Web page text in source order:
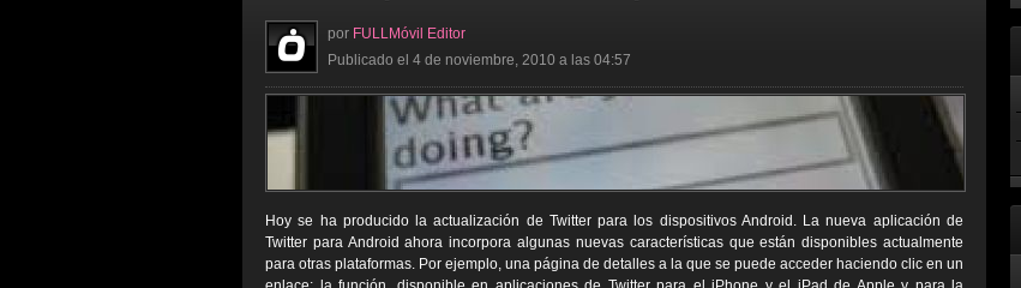
por FULLMóvil Editor
Publicado el 4 de noviembre, 2010 a las 04:57
Hoy se ha producido la actualización de Twitter para los dispositivos Android. La nueva aplicación de
Twitter para Android ahora incorpora algunas nuevas características que están disponibles actualmente
para otras plataformas. Por ejemplo, una página de detalles a la que se puede acceder haciendo clic en un